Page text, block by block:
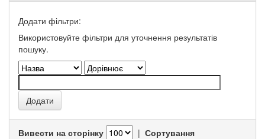
Додати фільтри:
Використовуйте фільтри для уточнення результатів
пошуку.
Вивести на сторінку | Сортування